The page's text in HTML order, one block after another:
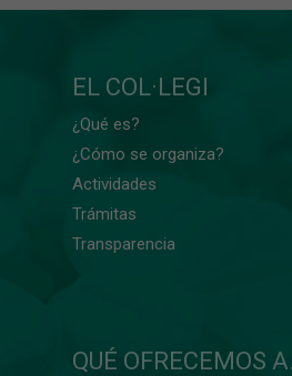
EL COL·LEGI
¿Qué es?
¿Cómo se organiza?
Actividades
Trámitas
Transparencia
QUÉ OFRECEMOS